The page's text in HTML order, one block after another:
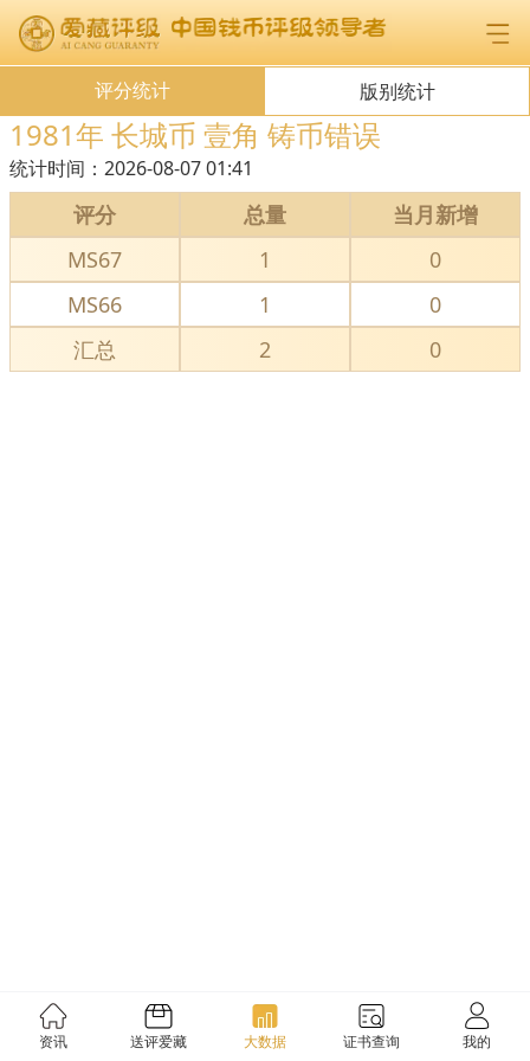
评分统计 版别统计
1981年 长城币 壹角 铸币错误
统计时间： 2026-08-07 01:41
评分 总量
当月新增
MS67
1
0
MS66
1
0
汇总
2 0
资讯 送评爱藏 大数据 证书查询 我的